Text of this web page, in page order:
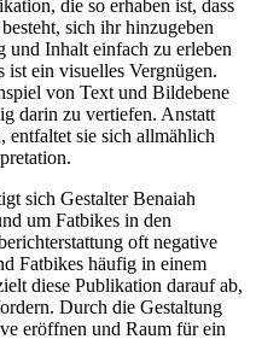
die so erhaben ist, dass
sich ihr hinzugeben
und Inhalt einfach zu erleben
ein visuelles Vergnügen.
von Text und Bildebene
darin zu vertiefen. Anstatt
entfaltet sie sich allmählich
sich Gestalter Benaiah
um Fatbikes in den
oft negative
Fatbikes häufig in einem
diese Publikation darauf ab,
Durch die Gestaltung
eröffnen und Raum für ein